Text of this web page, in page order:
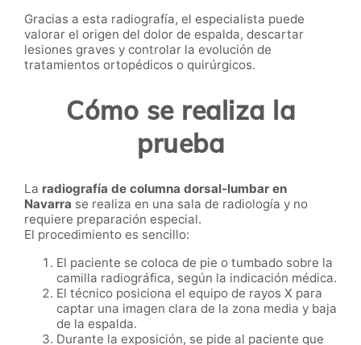
Gracias a esta radiografía, el especialista puede
valorar el origen del dolor de espalda, descartar
lesiones graves y controlar la evolución de
tratamientos ortopédicos o quirúrgicos.
Cómo se realiza la
prueba
La radiografía de columna dorsal-lumbar en
Navarra se realiza en una sala de radiología y no
requiere preparación especial.
El procedimiento es sencillo:
El paciente se coloca de pie o tumbado sobre la
camilla radiográfica, según la indicación médica.
El técnico posiciona el equipo de rayos X para
captar una imagen clara de la zona media y baja
de la espalda.
Durante la exposición, se pide al paciente que